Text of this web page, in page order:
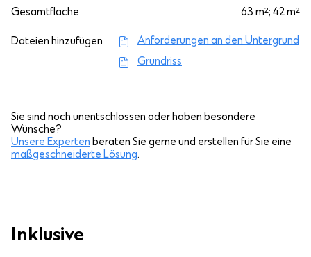
Gesamtfläche 63 m²; 42 m²
Dateien hinzufügen
Anforderungen an den Untergrund
Grundriss
Sie sind noch unentschlossen oder haben besondere
Wünsche?
Unsere Experten beraten Sie gerne und erstellen für Sie eine
maßgeschneiderte Lösung.
Inklusive